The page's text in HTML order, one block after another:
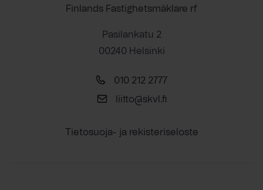
Finlands Fastighetsmäklare rf
Pasilankatu 2
00240 Helsinki
010 212 2777
liitto@skvl.fi
Tietosuoja- ja rekisteriseloste